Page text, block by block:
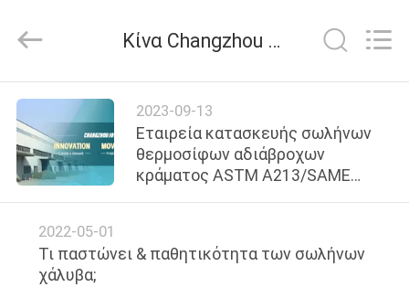
ΣΠΊΤΙ
ΠΡΟΪΟΝΤΑ
ΗΠΑ
Steel
Rights
Reserved.
Κίνα Changzhou Joyruns Steel Tube CO.,LTD εταιρικά νέα
2023-09-13
Εταιρεία κατασκευής σωλήνων
θερμοσίφων αδιάβροχων
κράματος ASTM A213/SAME
2022-05-01
Τι παστώνει & παθητικότητα των σωλήνων
χάλυβα;